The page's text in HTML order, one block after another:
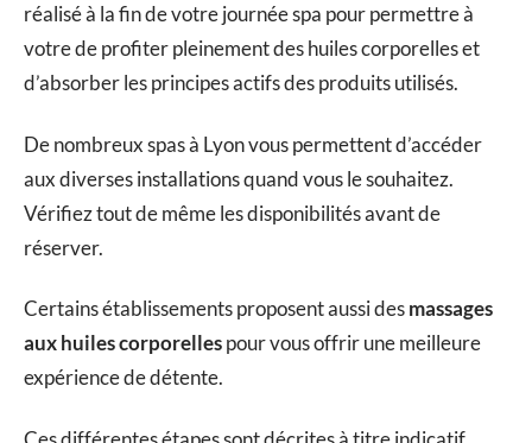
réalisé à la fin de votre journée spa pour permettre à
votre de profiter pleinement des huiles corporelles et
d’absorber les principes actifs des produits utilisés.
De nombreux spas à Lyon vous permettent d’accéder
aux diverses installations quand vous le souhaitez.
Vérifiez tout de même les disponibilités avant de
réserver.
Certains établissements proposent aussi desmassages
aux huiles corporellespour vous offrir une meilleure
expérience de détente.